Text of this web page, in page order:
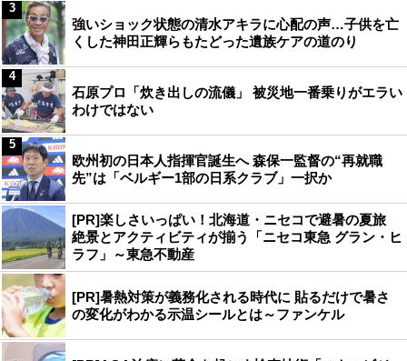
強いショック状態の清水アキラに心配の声…子供を亡
くした神田正輝らもたどった遺族ケアの道のり
3
石原プロ「炊き出しの流儀」 被災地一番乗りがエラい
わけではない
4
欧州初の日本人指揮官誕生へ 森保一監督の“再就職
先”は「ベルギー1部の日系クラブ」一択か
5
[PR]楽しさいっぱい！北海道・ニセコで避暑の夏旅
絶景とアクティビティが揃う「ニセコ東急 グラン・ヒ
ラフ」～東急不動産
[PR]暑熱対策が義務化される時代に 貼るだけで暑さ
の変化がわかる示温シールとは～ファンケル